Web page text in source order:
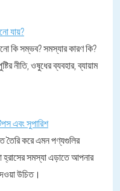
যায়?
কি সম্ভব? সমস্যার কারণ কি?
নীতি, ওষুধের ব্যবহার, ব্যায়াম
এবং সুপারিশ
তৈরি করে এমন পণ্যগুলির
হ্রাসের সমস্যা এড়াতে আপনার
উচিত।